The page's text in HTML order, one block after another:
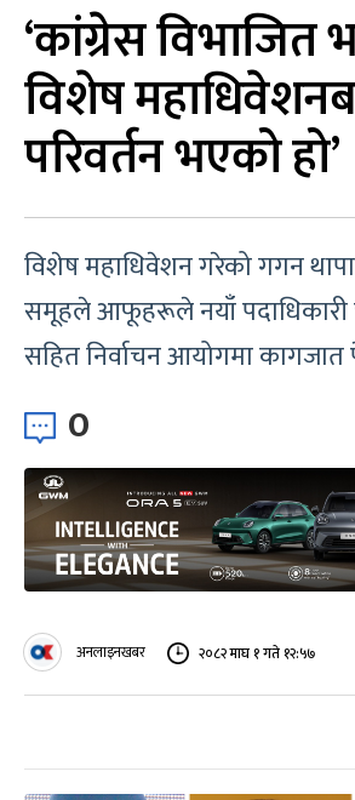
‘कांग्रेस
विशेष
परिवर्तन भएको हो’
विशेष महाधिवेशन गरेको गगन थापा
समूहले आफूहरूले नयाँ पदाधिकारी
सहित निर्वाचन आयोगमा कागजात
0
अनलाइनखबर २०८२ माघ १ गते १२:५७